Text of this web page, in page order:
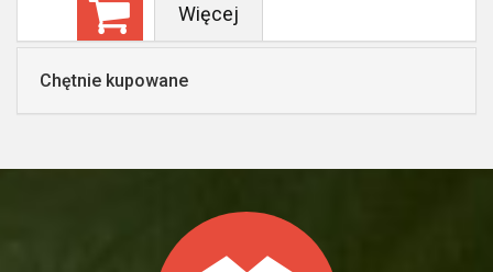
Więcej
Chętnie kupowane